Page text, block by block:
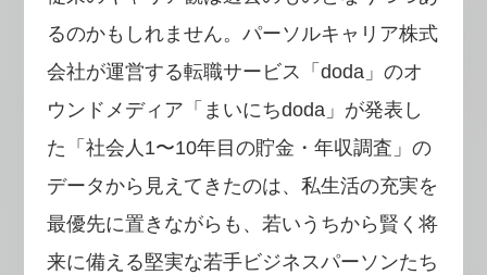
るのかもしれません。パーソルキャリア株式
会社が運営する転職サービス「doda」のオ
ウンドメディア「まいにちdoda」が発表し
た「社会人1〜10年目の貯金・年収調査」の
データから見えてきたのは、私生活の充実を
最優先に置きながらも、若いうちから賢く将
来に備える堅実な若手ビジネスパーソンたち